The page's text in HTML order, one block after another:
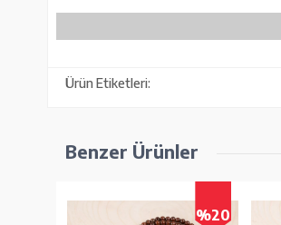
Ürün Etiketleri:
Benzer Ürünler
%20